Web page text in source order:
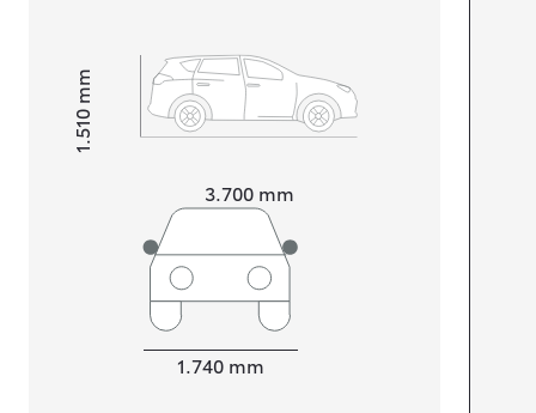
3.700 mm
Højt1.510
mm
1.740 mm